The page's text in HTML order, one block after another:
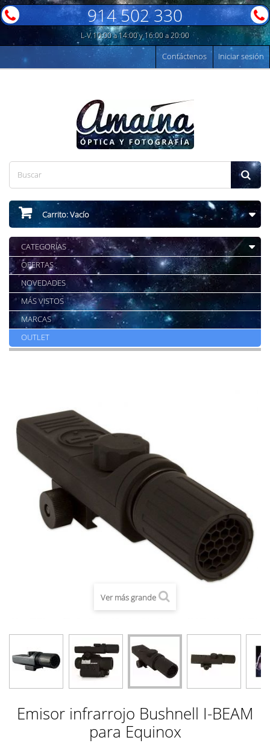
914 502 330
L-V 10:00 a 14:00 y 16:00 a 20:00
Iniciar sesión
Contáctenos
Carrito:Vacío
CATEGORÍAS
OFERTAS
NOVEDADES
MÁS VISTOS
MARCAS
OUTLET
Ver más grande
Emisor infrarrojo Bushnell I-BEAM
para Equinox